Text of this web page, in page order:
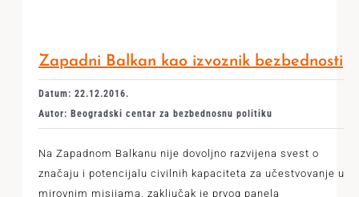
Zapadni Balkan kao izvoznik bezbednosti
Datum: 22.12.2016.
Autor: Beogradski centar za bezbednosnu politiku
Na Zapadnom Balkanu nije dovoljno razvijena svest o
značaju i potencijalu civilnih kapaciteta za učestvovanje u
mirovnim misijama, zaključak je prvog panela